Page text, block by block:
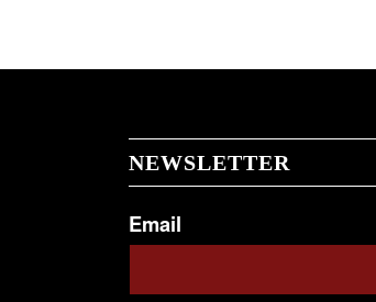
NEWSLETTER
Email